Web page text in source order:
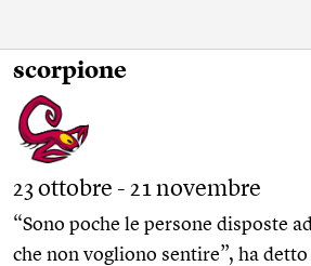
scorpione
23 ottobre - 21 novembre
“Sono poche le persone disposte
che non vogliono sentire”, ha